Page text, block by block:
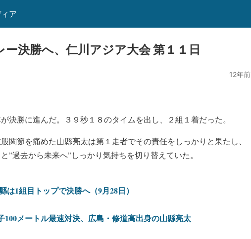
ア
決勝へ、仁川アジア大会 第１１日
12年前
決勝に進んだ。３９秒１８のタイムを出し、２組１着だった。
関節を痛めた山縣亮太は第１走者でその責任をしっかりと果たし、
過去から未来へ”しっかり気持ちを切り替えていた。
1組目トップで決勝へ（9月28日）
メートル最速対決、広島・修道高出身の山縣亮太